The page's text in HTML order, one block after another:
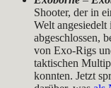
Shooter, der in
Welt angesiedelt
abgeschlossen,
von Exo-Rigs
taktischen
konnten. Jetzt